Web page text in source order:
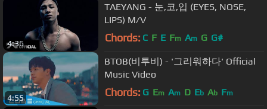
4:36
TAEYANG - 눈,코,입 (EYES, NOSE,
LIPS) M/V
Chords: C F E Fm Am G G#
4:55
BTOB(비투비) - '그리워하다' Official
Music Video
Chords: G Em Am D Eb Ab Fm